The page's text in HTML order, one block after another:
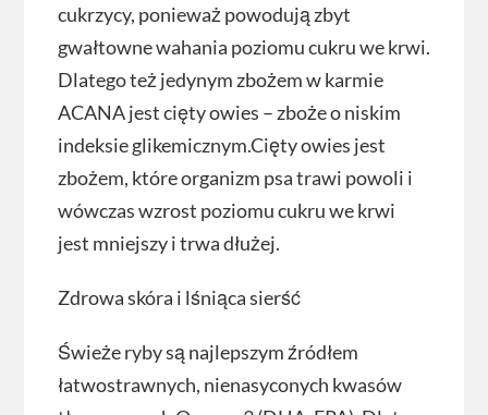
cukrzycy, ponieważ powodują zbyt
gwałtowne wahania poziomu cukru we krwi.
Dlatego też jedynym zbożem w karmie
ACANA jest cięty owies – zboże o niskim
indeksie glikemicznym.Cięty owies jest
zbożem, które organizm psa trawi powoli i
wówczas wzrost poziomu cukru we krwi
jest mniejszy i trwa dłużej.
Zdrowa skóra i lśniąca sierść
Świeże ryby są najlepszym źródłem
łatwostrawnych, nienasyconych kwasów